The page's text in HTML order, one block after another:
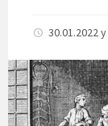
30.01.2022y